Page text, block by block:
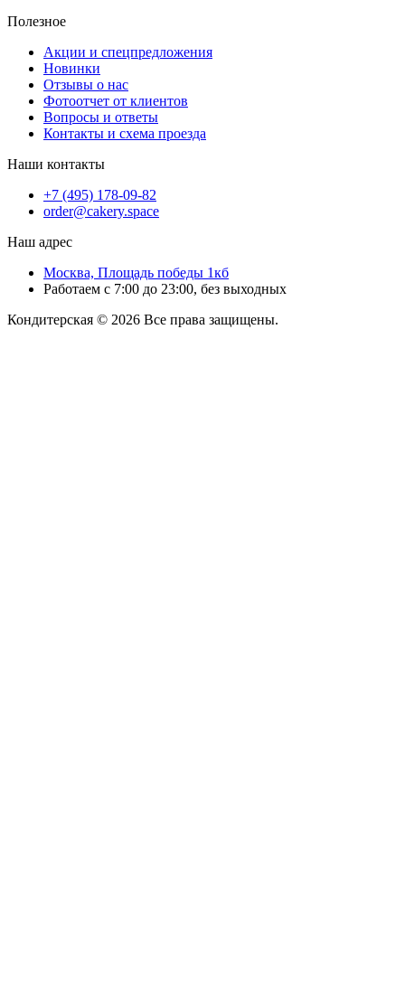
Полезное
Акции и спецпредложения
Новинки
Отзывы о нас
Фотоотчет от клиентов
Вопросы и ответы
Контакты и схема проезда
Наши контакты
+7 (495) 178-09-82
order@cakery.space
Наш адрес
Москва, Площадь победы 1кб
Работаем с 7:00 до 23:00, без выходных
Кондитерская © 2026 Все права защищены.